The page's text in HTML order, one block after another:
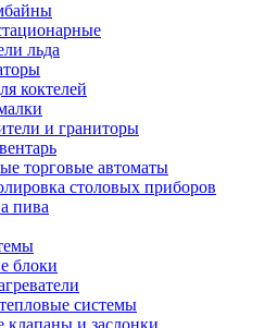
льда
коктелей
и граниторы
торговые автоматы
столовых приборов
пива
блоки
системы
и заслонки